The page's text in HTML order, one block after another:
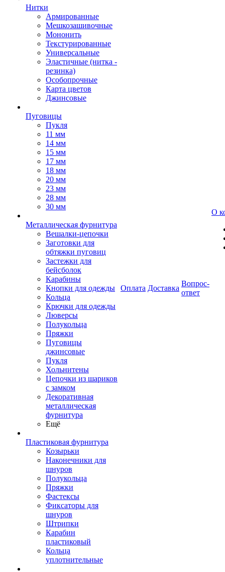
Нитки
Армированные
Мешкозашивочные
Мононить
Текстурированные
Универсальные
Эластичные (нитка -
резинка)
Особопрочные
Карта цветов
Джинсовые
Пуговицы
Пукля
11 мм
14 мм
15 мм
17 мм
18 мм
20 мм
23 мм
28 мм
30 мм
Металлическая фурнитура
Вешалки-цепочки
Заготовки для
обтяжки пуговиц
Застежки для
бейсболок
Карабины
Кнопки для одежды
Кольца
Крючки для одежды
Люверсы
Полукольца
Пряжки
Пуговицы
джинсовые
Пукля
Хольнитены
Цепочки из шариков
с замком
Декоративная
металлическая
фурнитура
Ещё
Пластиковая фурнитура
Козырьки
Наконечники для
шнуров
Полукольца
Пряжки
Фастексы
Фиксаторы для
шнуров
Штрипки
Карабин
пластиковый
Кольца
уплотнительные
Оплата Доставка
Вопрос-
ответ
О